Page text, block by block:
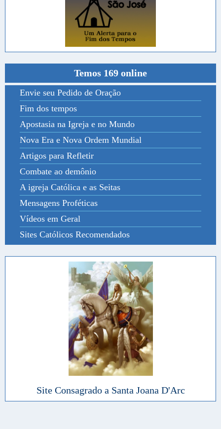
Temos 169 online
Envie seu Pedido de Oração
Fim dos tempos
Apostasia na Igreja e no Mundo
Nova Era e Nova Ordem Mundial
Artigos para Refletir
Combate ao demônio
A igreja Católica e as Seitas
Mensagens Proféticas
Vídeos em Geral
Sites Católicos Recomendados
Site Consagrado a Santa Joana D'Arc